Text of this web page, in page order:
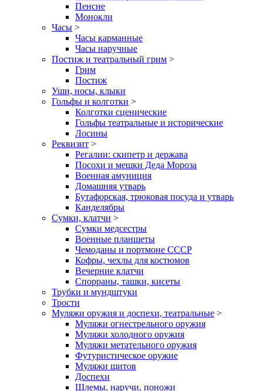
Пенсне
Монокли
Часы >
Часы карманные
Часы наручные
Постиж и театральный грим >
Грим
Постиж
Уши, носы, клыки
Гольфы и колготки >
Колготки сценические
Гольфы театральные и исторические
Лосины
Реквизит >
Регалии: скипетр и держава
Посохи и мешки Деда Мороза
Военная амуниция
Домашняя утварь
Бутафорская, трюковая посуда и утварь
Канделябры
Сумки, клатчи >
Сумки медсестры
Военные планшеты
Чемоданы и портмоне СССР
Кофры, чехлы для костюмов
Вечерние клатчи
Спорраны, ташки, кисеты
Трубки и мундштуки
Трости
Муляжи оружия и доспехи, театральные >
Муляжи огнестрельного оружия
Муляжи холодного оружия
Муляжи метательного оружия
Футуристическое оружие
Муляжи щитов
Доспехи
Шлемы, наручи, поножи